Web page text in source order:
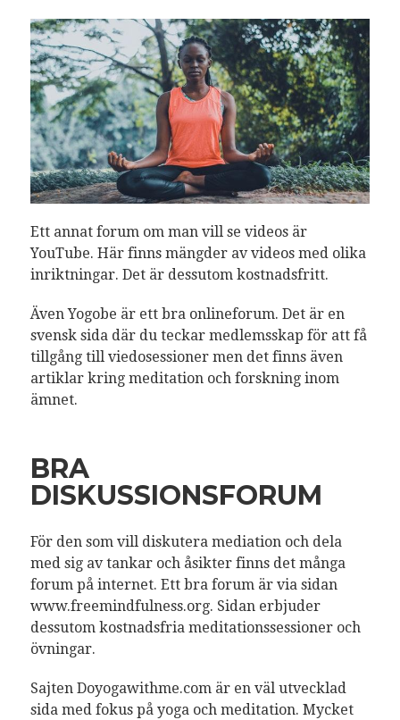
Ett annat forum om man vill se videos är
YouTube. Här finns mängder av videos med olika
inriktningar. Det är dessutom kostnadsfritt.
Även Yogobe är ett bra onlineforum. Det är en
svensk sida där du teckar medlemsskap för att få
tillgång till viedosessioner men det finns även
artiklar kring meditation och forskning inom
ämnet.
BRA
DISKUSSIONSFORUM
För den som vill diskutera mediation och dela
med sig av tankar och åsikter finns det många
forum på internet. Ett bra forum är via sidan
www.freemindfulness.org. Sidan erbjuder
dessutom kostnadsfria meditationssessioner och
övningar.
Sajten Doyogawithme.com är en väl utvecklad
sida med fokus på yoga och meditation. Mycket